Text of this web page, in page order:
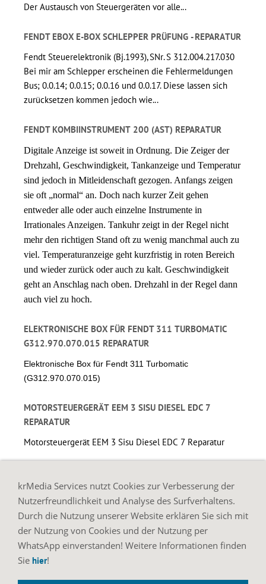
Der Austausch von Steuergeräten vor alle...
FENDT EBOX E-BOX SCHLEPPER PRÜFUNG - REPARATUR
Fendt Steuerelektronik (Bj.1993), SNr. S 312.004.217.030
Bei mir am Schlepper erscheinen die Fehlermeldungen
Bus; 0.0.14; 0.0.15; 0.0.16 und 0.0.17. Diese lassen sich
zurücksetzen kommen jedoch wie...
FENDT KOMBIINSTRUMENT 200 (AST) REPARATUR
Digitale Anzeige ist soweit in Ordnung. Die Zeiger der
Drehzahl, Geschwindigkeit, Tankanzeige und Temperatur
sind jedoch in Mitleidenschaft gezogen. Anfangs zeigen
sie oft „normal“ an. Doch nach kurzer Zeit gehen
entweder alle oder auch einzelne Instrumente in
Irrationales Anzeigen. Tankuhr zeigt in der Regel nicht
mehr den richtigen Stand oft zu wenig manchmal auch zu
viel. Temperaturanzeige geht kurzfristig in roten Bereich
und wieder zurück oder auch zu kalt. Geschwindigkeit
geht an Anschlag nach oben. Drehzahl in der Regel dann
auch viel zu hoch.
ELEKTRONISCHE BOX FÜR FENDT 311 TURBOMATIC
G312.970.070.015 REPARATUR
Elektronische Box für Fendt 311 Turbomatic
(G312.970.070.015)
MOTORSTEUERGERÄT EEM 3 SISU DIESEL EDC 7
REPARATUR
Motorsteuergerät EEM 3 Sisu Diesel EDC 7 Reparatur
G816.970.070.046
Reparatur von Fendt E-Box Modul Steuergerät
G816.970.070.046
REPARATUR VON FENDT E-BOX MODUL STEUERGERÄT
G916970160052
krMedia Services nutzt Cookies zur Verbesserung der
Nutzerfreundlichkeit und Analyse des Surfverhaltens.
Durch die Nutzung unserer Website erklären Sie sich mit
der Nutzung von Cookies und der Nutzung per
WhatsApp einverstanden! Weitere Informationen finden
Sie hier!